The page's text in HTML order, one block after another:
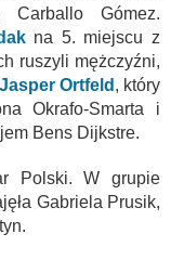
Gómez.
na 5. miejscu z
ruszyli mężczyźni,
Jasper Ortfeld , który
Okrafo-Smarta i
Bens Dijkstre.
Polski. W grupie
Gabriela Prusik,